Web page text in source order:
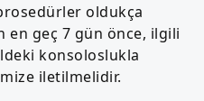
oldukça
en geç 7 gün önce, ilgili
konsoloslukla
iletilmelidir.